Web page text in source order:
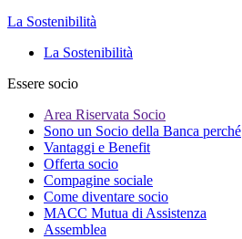
La Sostenibilità
La Sostenibilità
Essere socio
Area Riservata Socio
Sono un Socio della Banca perché
Vantaggi e Benefit
Offerta socio
Compagine sociale
Come diventare socio
MACC Mutua di Assistenza
Assemblea